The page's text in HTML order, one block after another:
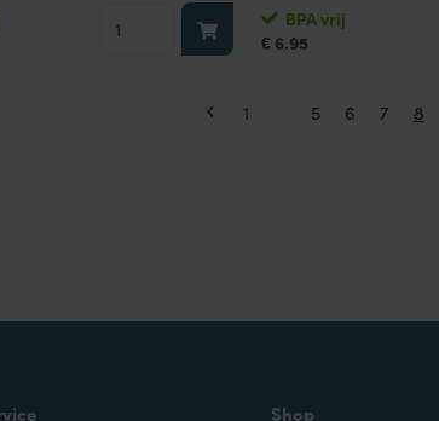
Vershouddoos
BPA vrij
€ 6.95
1 5 6 7 8
Shop